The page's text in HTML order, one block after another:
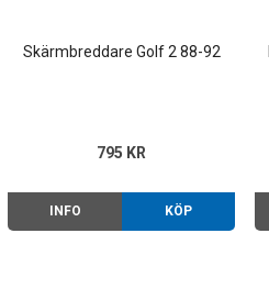
Skärmbreddare Golf 2 88-92
795 KR
INFO KÖP